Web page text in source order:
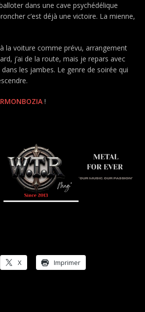
dans une cave psychédélique
c’est déjà une victoire. La mienne,
la voiture comme prévu, arrangement
j’ai de la route, mais je repars avec
les jambes. Le genre de soirée qui
!
X Imprimer